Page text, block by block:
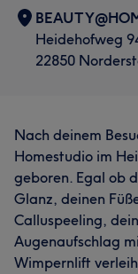
Heidehofweg
22850
Nach deinem
Homestudio im
geboren. Egal ob
Glanz, deinen
Calluspeeling,
Augenaufschlag
Wimpernlift